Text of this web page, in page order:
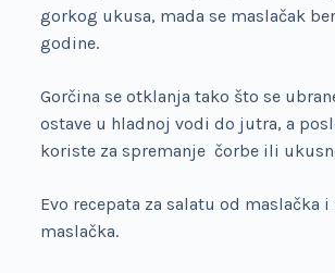
gorkog ukusa, mada se maslačak
godine.
Gorčina se otklanja tako što se
ostave u hladnoj vodi do jutra, a
koriste za spremanje čorbe ili
Evo recepata za salatu od maslačka i
maslačka.